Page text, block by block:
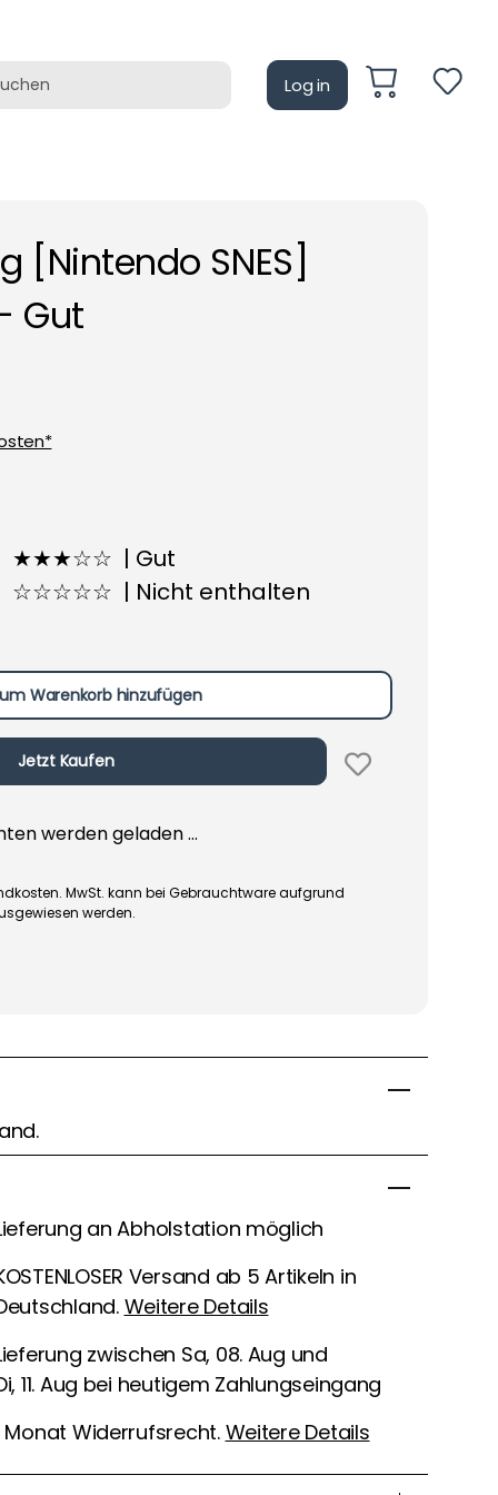
Log in
[Nintendo SNES]
Gut
★★★☆☆ | Gut
☆☆☆☆☆ | Nicht enthalten
Warenkorb hinzufügen
Jetzt Kaufen
werden geladen ...
MwSt. kann bei Gebrauchtware aufgrund
werden.
an Abholstation möglich
Versand ab 5 Artikeln in
Weitere Details
zwischen Sa, 08. Aug und
11. Aug bei heutigem Zahlungseingang
Monat Widerrufsrecht. Weitere Details